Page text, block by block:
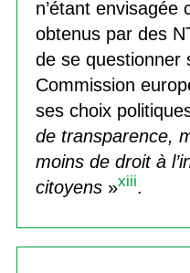
n’étant envisagée
obtenus par des
de se questionner
Commission
ses choix
de transparence,
moins de droit à
citoyens»xiii.